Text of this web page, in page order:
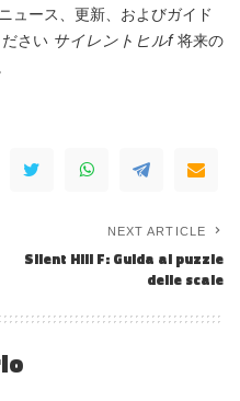
ュース、更新、およびガイド
さい サイレントヒルf将来の
NEXT ARTICLE
Silent Hill F: Guida al puzzle
delle scale